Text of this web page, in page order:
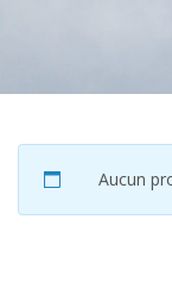
Aucun